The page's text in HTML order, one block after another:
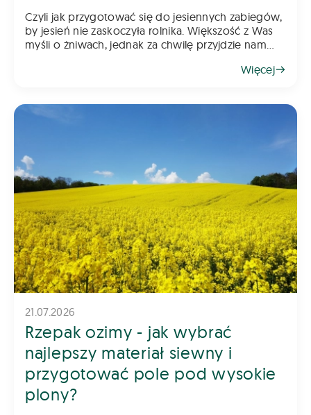
Czyli jak przygotować się do jesiennych zabiegów,
by jesień nie zaskoczyła rolnika. Większość z Was
myśli o żniwach, jednak za chwilę przyjdzie nam
rzepak wymaga już wczesnej ochrony, a w kole
Więcej
21.07.2026
Rzepak ozimy - jak wybrać
najlepszy materiał siewny i
przygotować pole pod wysokie
plony?